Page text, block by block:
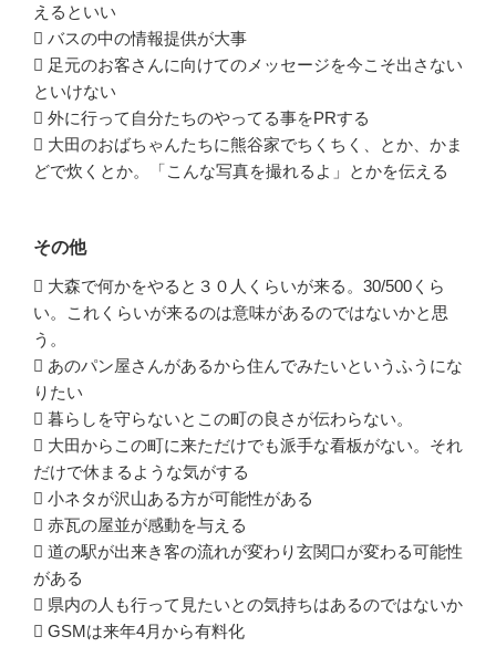
えるといい
 バスの中の情報提供が大事
 足元のお客さんに向けてのメッセージを今こそ出さない
といけない
 外に行って自分たちのやってる事をPRする
 大田のおばちゃんたちに熊谷家でちくちく、とか、かま
どで炊くとか。「こんな写真を撮れるよ」とかを伝える
その他
 大森で何かをやると３０人くらいが来る。30/500くら
い。これくらいが来るのは意味があるのではないかと思
う。
 あのパン屋さんがあるから住んでみたいというふうにな
りたい
 暮らしを守らないとこの町の良さが伝わらない。
 大田からこの町に来ただけでも派手な看板がない。それ
だけで休まるような気がする
 小ネタが沢山ある方が可能性がある
 赤瓦の屋並が感動を与える
 道の駅が出来き客の流れが変わり玄関口が変わる可能性
がある
 県内の人も行って見たいとの気持ちはあるのではないか
 GSMは来年4月から有料化